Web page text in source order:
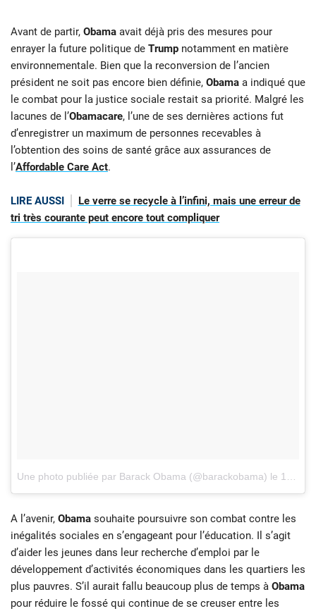
Avant de partir, Obama avait déjà pris des mesures pour
enrayer la future politique de Trump notamment en matière
environnementale. Bien que la reconversion de l’ancien
président ne soit pas encore bien définie, Obama a indiqué que
le combat pour la justice sociale restait sa priorité. Malgré les
lacunes de l’Obamacare, l’une de ses dernières actions fut
d’enregistrer un maximum de personnes recevables à
l’obtention des soins de santé grâce aux assurances de
l’Affordable Care Act.
LIRE AUSSI
Le verre se recycle à l’infini, mais une erreur de
tri très courante peut encore tout compliquer
Une photo publiée par Barack Obama (@barackobama) le 19 Oct. 2016 à 14h18 PDT
A l’avenir, Obama souhaite poursuivre son combat contre les
inégalités sociales en s’engageant pour l’éducation. Il s’agit
d’aider les jeunes dans leur recherche d’emploi par le
développement d’activités économiques dans les quartiers les
plus pauvres. S’il aurait fallu beaucoup plus de temps à Obama
pour réduire le fossé qui continue de se creuser entre les